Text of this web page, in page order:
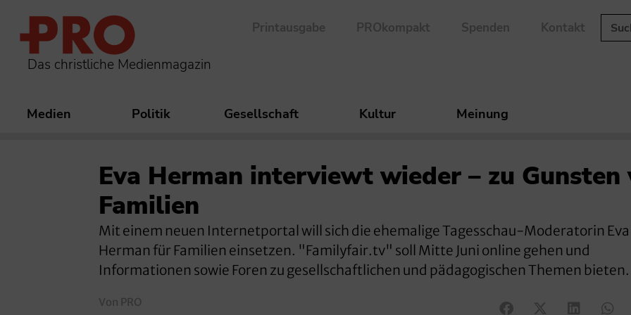
Das christliche Medienmagazin
Printausgabe PROkompakt Spenden Kontakt
Medien Politik Gesellschaft Kultur Meinung
Eva Herman interviewt wieder – zu Gunsten
Familien
Mit einem neuen Internetportal will sich die ehemalige Tagesschau-Moderatorin Eva
Herman für Familien einsetzen. "Familyfair.tv" soll Mitte Juni online gehen und
Informationen sowie Foren zu gesellschaftlichen und pädagogischen Themen bieten.
Von PRO